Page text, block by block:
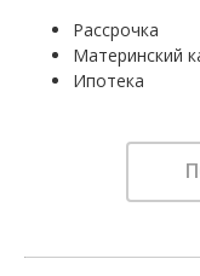
Рассрочка
Материнский
Ипотека